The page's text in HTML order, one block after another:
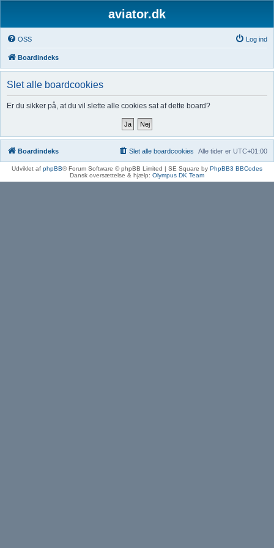
aviator.dk
OSS Log ind
Boardindeks
Slet alle boardcookies
Er du sikker på, at du vil slette alle cookies sat af dette board?
Boardindeks Alle tider er UTC+01:00
Slet alle boardcookies
Udviklet af phpBB® Forum Software © phpBB Limited | SE Square by PhpBB3 BBCodes
Dansk oversættelse & hjælp: Olympus DK Team